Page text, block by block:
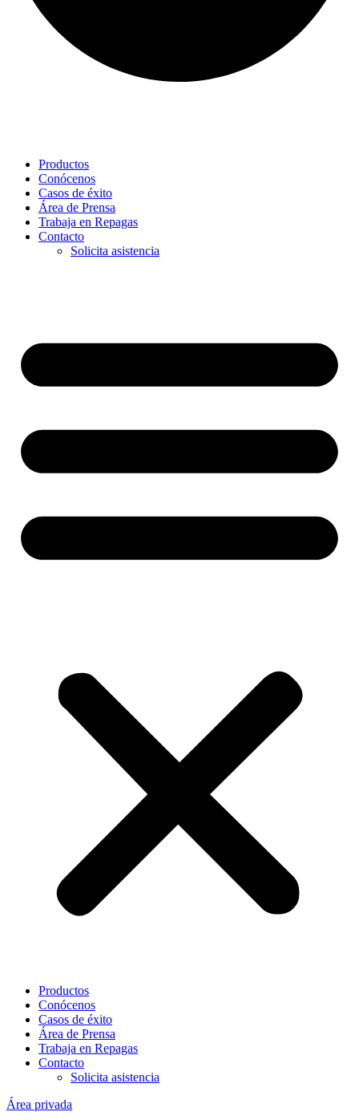
Productos
Conócenos
Casos de éxito
Área de Prensa
Trabaja en Repagas
Contacto
Solicita asistencia
Productos
Conócenos
Casos de éxito
Área de Prensa
Trabaja en Repagas
Contacto
Solicita asistencia
Área privada